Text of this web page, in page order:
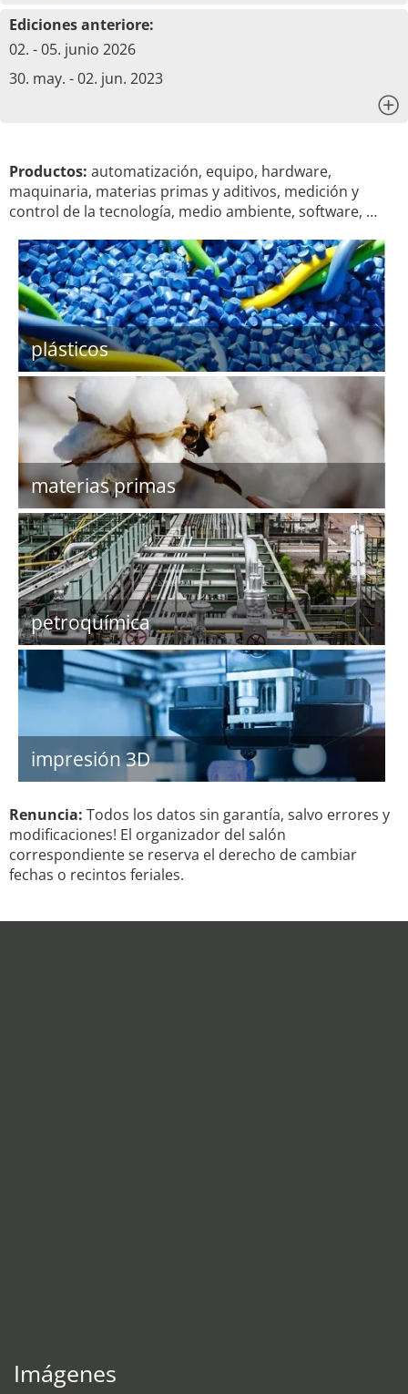
Ediciones anteriore:
02. - 05. junio 2026
30. may. - 02. jun. 2023
Productos: automatización, equipo, hardware,
maquinaria, materias primas y aditivos, medición y
control de la tecnología, medio ambiente, software, …
plásticos
materias primas
petroquímica
impresión 3D
Renuncia: Todos los datos sin garantía, salvo errores y
modificaciones! El organizador del salón
correspondiente se reserva el derecho de cambiar
fechas o recintos feriales.
Imágenes